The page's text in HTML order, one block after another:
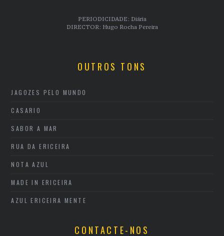
PERIODICIDADE: Diária
DIRECTOR: Hugo Rocha Pereira
OUTROS TONS
JAGOZES PELO MUNDO
CASARIO
SABOR A MAR
RUA DA ERICEIRA
NOTA AZUL
MADE IN ERICEIRA
AZUL ERICEIRA MENTE
CONTACTE-NOS